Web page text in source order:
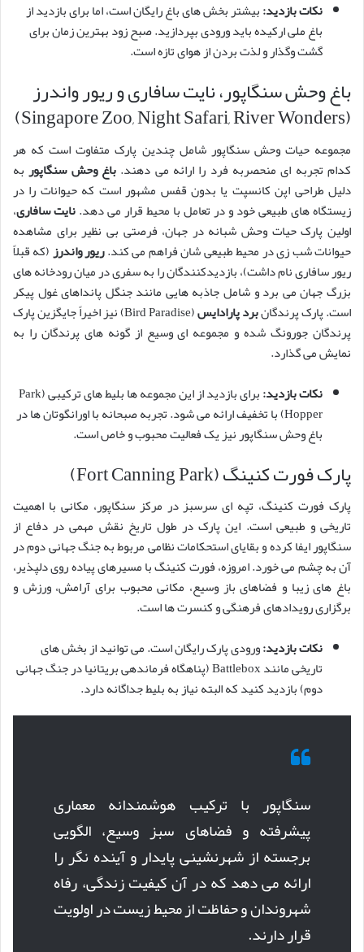
نکات بازدید:بیشتر بخش های باغ رایگان است، اما برای بازدید از
باغ ملی ارکیده باید ورودی بپردازید. صبح زود بهترین زمان برای
گشت وگذار و لذت بردن از هوای تازه است.
باغ وحش سنگاپور، نایت سافاری و ریور واندرز
(Singapore Zoo, Night Safari, River Wonders)
مجموعه حیات وحش سنگاپور شامل چندین پارک متفاوت است که هر
کدام تجربه ای منحصربه فرد را ارائه می دهند. باغ وحش سنگاپوربه
دلیل طراحی اپن کانسپت یا بدون قفس مشهور است که حیوانات را در
زیستگاه های طبیعی خود و در تعامل با محیط قرار می دهد.نایت سافاری،
اولین پارک حیات وحش شبانه در جهان، فرصتی بی نظیر برای مشاهده
حیوانات شب زی در محیط طبیعی شان فراهم می کند.ریور واندرز(که قبلاً
ریور سافاری نام داشت)، بازدیدکنندگان را به سفری در میان رودخانه های
بزرگ جهان می برد و شامل جاذبه هایی مانند جنگل پانداهای غول پیکر
است. پارک پرندگانبرد پارادایس
(Bird Paradise) نیز اخیراً جایگزین پارک
پرندگان جورونگ شده و مجموعه ای وسیع از گونه های پرندگان را به
نمایش می گذارد.
نکات بازدید:
برای بازدید از این مجموعه ها بلیط های ترکیبی (Park
Hopper) با تخفیف ارائه می شود. تجربه صبحانه با اورانگوتان ها در
باغ وحش سنگاپور نیز یک فعالیت محبوب و خاص است.
پارک فورت کنینگ (Fort Canning Park)
پارک فورت کنینگ، تپه ای سرسبز در مرکز سنگاپور، مکانی با اهمیت
تاریخی و طبیعی است. این پارک در طول تاریخ نقش مهمی در دفاع از
سنگاپور ایفا کرده و بقایای استحکامات نظامی مربوط به جنگ جهانی دوم در
آن به چشم می خورد. امروزه، فورت کنینگ با مسیرهای پیاده روی دلپذیر،
باغ های زیبا و فضاهای باز وسیع، مکانی محبوب برای آرامش، ورزش و
برگزاری رویدادهای فرهنگی و کنسرت ها است.
نکات بازدید:ورودی پارک رایگان است. می توانید از بخش های
تاریخی مانند Battlebox (پناهگاه فرماندهی بریتانیا در جنگ جهانی
دوم) بازدید کنید که البته نیاز به بلیط جداگانه دارد.
سنگاپور با ترکیب هوشمندانه معماری
پیشرفته و فضاهای سبز وسیع، الگویی
برجسته از شهرنشینی پایدار و آینده نگر را
ارائه می دهد که در آن کیفیت زندگی، رفاه
شهروندان و حفاظت از محیط زیست در اولویت
قرار دارند.